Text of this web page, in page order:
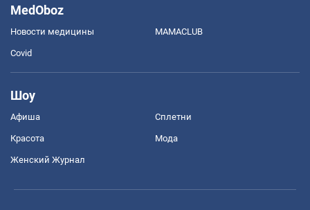
MedOboz
Новости медицины MAMACLUB
Covid
Шоу
Афиша Сплетни
Красота Мода
Женский Журнал